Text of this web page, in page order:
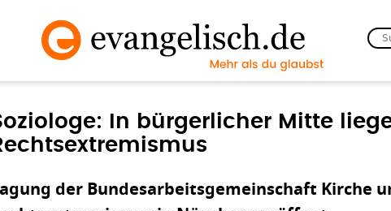
In bürgerlicher Mitte
der Bundesarbeitsgemeinschaft Kirche